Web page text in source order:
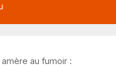
au fumoir :